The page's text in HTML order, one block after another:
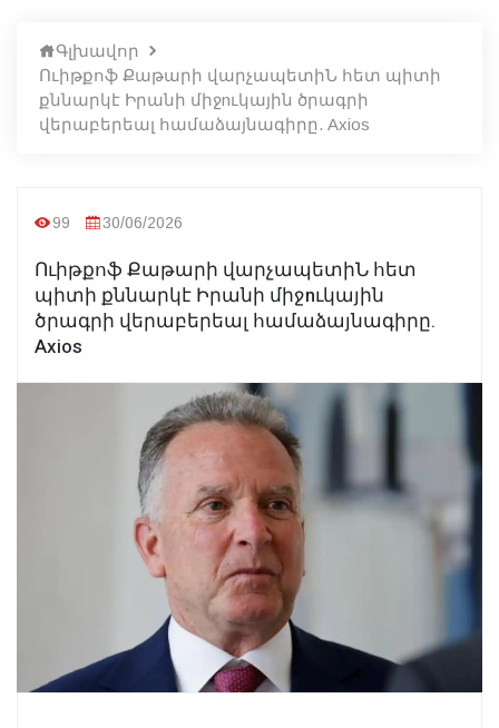
Գլխավոր
Ուիթքոֆ Քաթարի վարչապետիՆ հետ պիտի
քննարկէ Իրանի միջnւկային ծրագրի
վերաբերեալ համաձայնագիրը. Axios
99 30/06/2026
Ուիթքոֆ Քաթարի վարչապետիՆ հետ
պիտի քննարկէ Իրանի միջnւկային
ծրագրի վերաբերեալ համաձայնագիրը.
Axios